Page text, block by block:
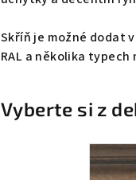
Skříň je možné dodat
RAL a několika
Vyberte si z